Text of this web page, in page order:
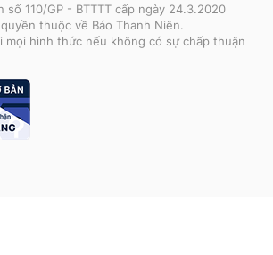
số 110/GP - BTTTT cấp ngày 24.3.2020
thuộc về Báo Thanh Niên.
mọi hình thức nếu không có sự chấp thuận